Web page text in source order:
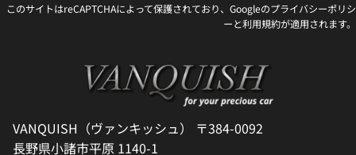
このサイトはreCAPTCHAによって保護されており、Googleのプライバシーポリシ
ーと利用規約が適用されます。
VANQUISH（ヴァンキッシュ） 〒384-0092
長野県小諸市平原 1140-1